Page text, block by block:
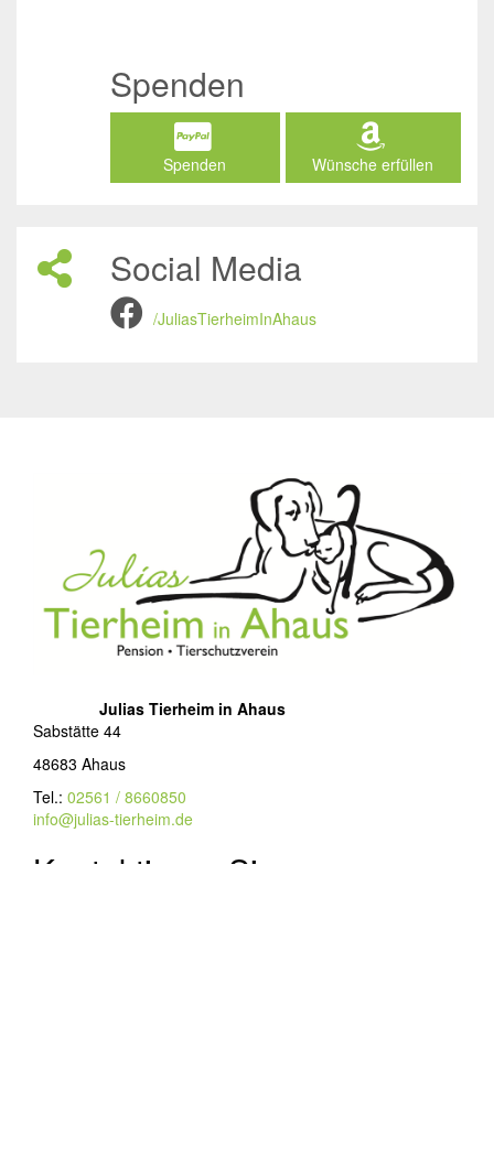
Spenden
Spenden Wünsche erfüllen
Social Media
/JuliasTierheimInAhaus
Julias Tierheim in Ahaus
Sabstätte 44
48683 Ahaus
Tel.: 02561 / 8660850
info@julias-tierheim.de
Kontaktieren Sie uns